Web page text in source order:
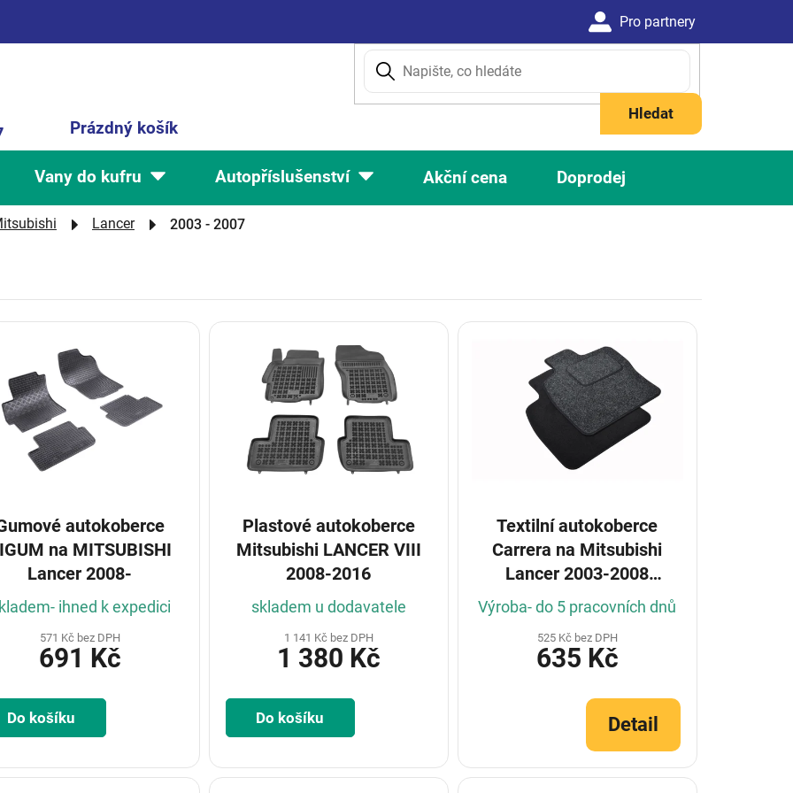
Hledat
Nákupní
košík
Prázdný košík
Vany do kufru Autopříslušenství Akční cena Doprodej
Lancer 2003 - 2007
autokoberce
na MITSUBISHI
Lancer 2008-
ihned k expedici
571 Kč bez DPH
691 Kč
Do košíku
Plastové autokoberce
Mitsubishi LANCER VIII
2008-2016
skladem u dodavatele
1 141 Kč bez DPH
1 380 Kč
Do košíku
Textilní autokoberce
Carrera na Mitsubishi
Lancer 2003-2008
(Konfigurátor)
Výroba- do 5 pracovních dnů
525 Kč bez DPH
635 Kč
Detail